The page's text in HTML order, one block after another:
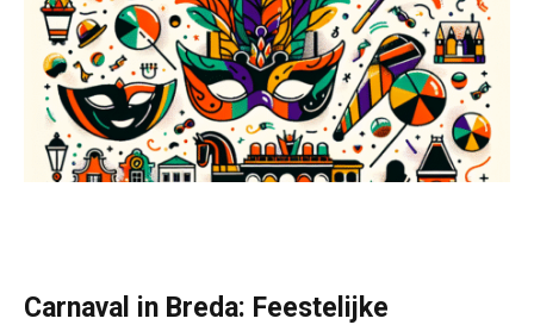
Carnaval in Breda: Feestelijke